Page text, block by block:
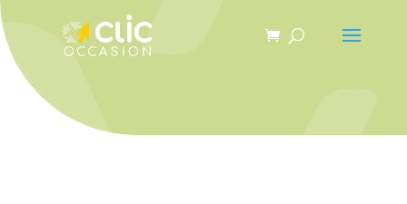
Panneau de gestion des cookies